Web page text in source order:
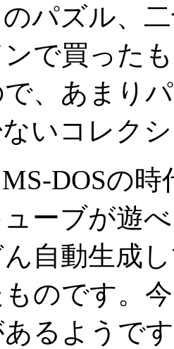
パズル、
で買った
、あまり
いコレク
DOSの時
ーブが遊
自動生成
のです。
るようで